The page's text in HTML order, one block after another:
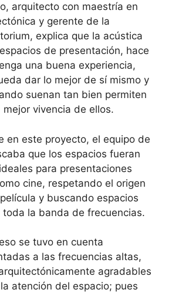
arquitecto con maestría en
y gerente de la
explica que la acústica
de presentación, hace
una buena experiencia,
dar lo mejor de sí mismo y
suenan tan bien permiten
vivencia de ellos.
en este proyecto, el equipo de
que los espacios fueran
para presentaciones
cine, respetando el origen
y buscando espacios
toda la banda de frecuencias.
se tuvo en cuenta
a las frecuencias altas,
agradables
atención del espacio; pues